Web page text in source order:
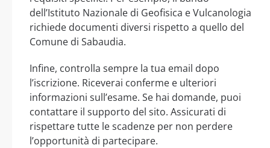
dell’Istituto Nazionale di Geofisica e Vulcanologia
richiede documenti diversi rispetto a quello del
Comune di Sabaudia.
Infine, controlla sempre la tua email dopo
l’iscrizione. Riceverai conferme e ulteriori
informazioni sull’esame. Se hai domande, puoi
contattare il supporto del sito. Assicurati di
rispettare tutte le scadenze per non perdere
l’opportunità di partecipare.